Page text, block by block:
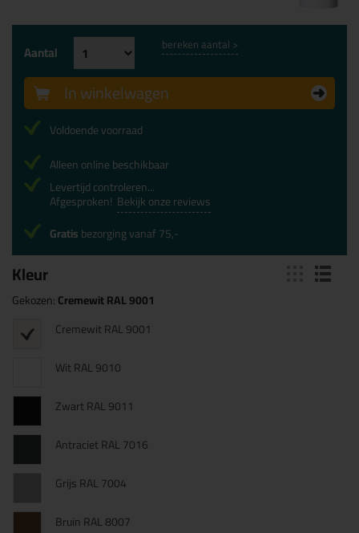
Kleur
Gekozen:Cremewit RAL 9001
Cremewit RAL 9001
Wit RAL 9010
Zwart RAL 9011
Antraciet RAL 7016
Grijs RAL 7004
Bruin RAL 8007
Aantal bereken aantal >
In winkelwagen
Voldoende voorraad
Alleen online beschikbaar
Levertijd controleren...
Afgesproken! Bekijk onze reviews
Gratisbezorging vanaf 75,-